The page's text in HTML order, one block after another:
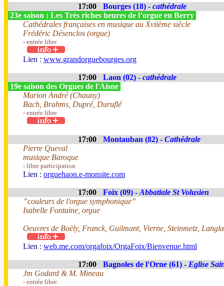
17:00 Bourges (18) - cathédrale
23e saison : Les Très riches heures de l’orgue en Berry
Cathédrales françaises en musique au Xviième siècle
Frédéric Désenclos (orgue)
- entrée libre
Lien : www.grandorguebourges.org
17:00 Laon (02) - cathédrale
19e saison des Orgues de l'Aisne
Marion André (Chauny)
Bach, Brahms, Dupré, Duruflé
- entrée libre
17:00 Montauban (82) - Cathédrale
Pierre Queval
musique Baroque
- libre participation
Lien : orguehaon.e-monsite.com
17:00 Foix (09) - Abbatiale St Volusien
”couleurs de l'orgue symphonique”
Isabelle Fontaine, orgue
Oeuvres de Boëly, Franck, Guilmant, Vierne, Steinmetz,
Lien : web.me.com/orgafoix/OrgaFoix/Bienvenue.html
17:00 Bagnoles de l'Orne (61) - Eglise
Jm Godard & M. Mineau
- entrée libre